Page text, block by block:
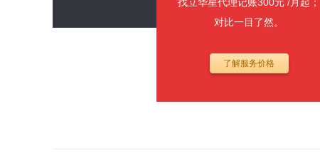
对比一目了然。
了解服务价格